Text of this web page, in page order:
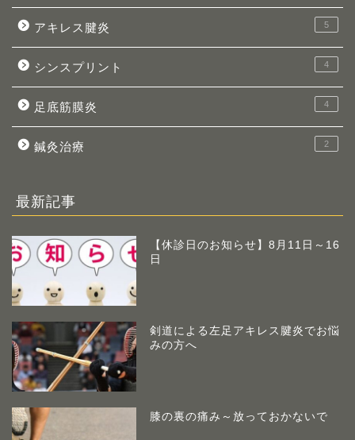
アキレス腱炎 5
シンスプリント 4
足底筋膜炎 4
鍼灸治療 2
最新記事
【休診日のお知らせ】8月11日～16
日
剣道による左足アキレス腱炎でお悩
みの方へ
膝の裏の痛み～放っておかないで